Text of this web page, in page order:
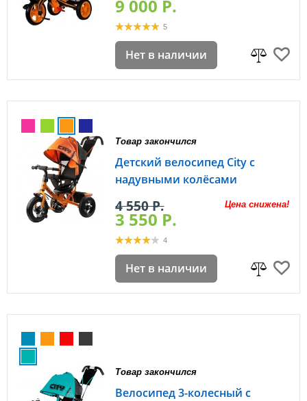
9 000 P.
5
Нет в наличии
Товар закончился
Детский велосипед City с
надувными колёсами
Цена снижена!
4 550 P.
3 550 P.
4
Нет в наличии
Товар закончился
Велосипед 3-колесный с